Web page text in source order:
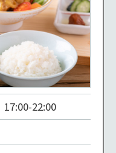
17:00-22:00